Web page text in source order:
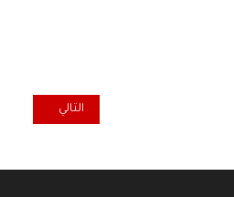
المقال التالي:
التالي